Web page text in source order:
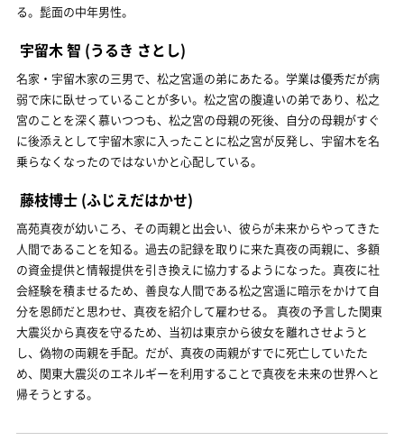
る。髭面の中年男性。
宇留木 智 (うるき さとし)
名家・宇留木家の三男で、松之宮遥の弟にあたる。学業は優秀だが病
弱で床に臥せっていることが多い。松之宮の腹違いの弟であり、松之
宮のことを深く慕いつつも、松之宮の母親の死後、自分の母親がすぐ
に後添えとして宇留木家に入ったことに松之宮が反発し、宇留木を名
乗らなくなったのではないかと心配している。
藤枝博士 (ふじえだはかせ)
高苑真夜が幼いころ、その両親と出会い、彼らが未来からやってきた
人間であることを知る。過去の記録を取りに来た真夜の両親に、多額
の資金提供と情報提供を引き換えに協力するようになった。真夜に社
会経験を積ませるため、善良な人間である松之宮遥に暗示をかけて自
分を恩師だと思わせ、真夜を紹介して雇わせる。 真夜の予言した関東
大震災から真夜を守るため、当初は東京から彼女を離れさせようと
し、偽物の両親を手配。だが、真夜の両親がすでに死亡していたた
め、関東大震災のエネルギーを利用することで真夜を未来の世界へと
帰そうとする。